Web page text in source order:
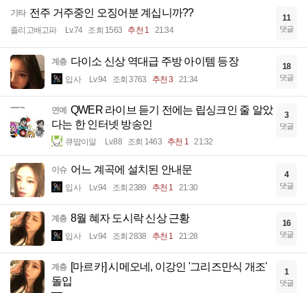
기타 전주 거주중인 오징어분 계십니까??
졸리고배고파 Lv.74 조회 1563 추천 1 21:34
11
댓글
계층 다이소 신상 역대급 주방 아이템 등장
입사 Lv.94 조회 3763 추천 3 21:34
18
댓글
연예
QWER 라이브 듣기 전에는 립싱크인 줄 알았
다는 한 인터넷 방송인
큐땁이알 Lv.88 조회 1463 추천 1 21:32
3
댓글
이슈 어느 계곡에 설치된 안내문
입사 Lv.94 조회 2389 추천 1 21:30
4
댓글
계층 8월 혜자 도시락 신상 근황
입사 Lv.94 조회 2838 추천 1 21:28
16
댓글
계층
[마르카] 시메오네, 이강인 '그리즈만식 개조'
돌입
1
댓글